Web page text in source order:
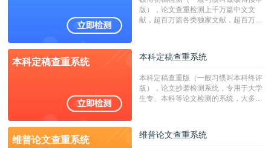
版），论文查重检测上千万篇中文文
献，超百万篇各类独家文献，超百万港
校用来检测硕博论文的系统，检测范围
广，数据来源真实，检测算法合理!本
字符数30万）
本科定稿查重系统 本科定稿查重系统
本科定稿查重版（一般习惯叫本科终评
版），论文抄袭检测系统，专用于大学
生专、本科等论文检测的系统，大多数
维普论文查重系统 维普论文查重系统